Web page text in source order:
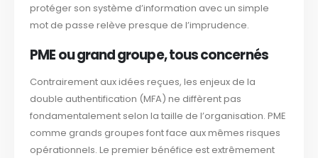
protéger son système d’information avec un simple
mot de passe relève presque de l’imprudence.
PME ou grand groupe, tous concernés
Contrairement aux idées reçues, les enjeux de la
double authentification (MFA) ne diffèrent pas
fondamentalement selon la taille de l’organisation. PME
comme grands groupes font face aux mêmes risques
opérationnels. Le premier bénéfice est extrêmement